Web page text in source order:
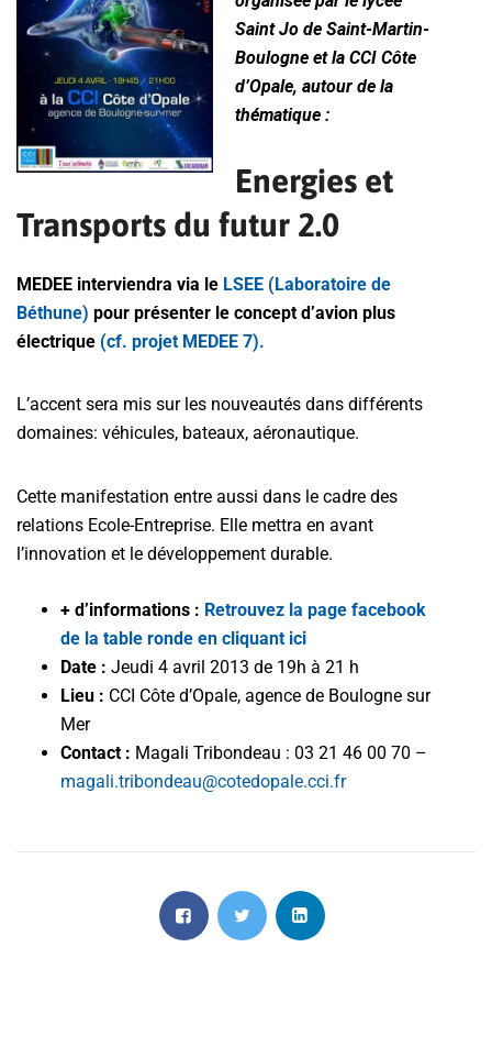
Saint Jo de Saint-Martin-
Boulogne et la CCI Côte
d’Opale, autour de la
thématique :
Energies et
Transports du futur 2.0
MEDEE interviendra via le LSEE (Laboratoire de
Béthune) pour présenter le concept d’avion plus
électrique (cf. projet MEDEE 7).
L’accent sera mis sur les nouveautés dans différents
domaines: véhicules, bateaux, aéronautique.
Cette manifestation entre aussi dans le cadre des
relations Ecole-Entreprise. Elle mettra en avant
l’innovation et le développement durable.
+ d’informations : Retrouvez la page facebook
de la table ronde en cliquant ici
Date : Jeudi 4 avril 2013 de 19h à 21 h
Lieu : CCI Côte d’Opale, agence de Boulogne sur
Mer
Contact : Magali Tribondeau : 03 21 46 00 70 –
magali.tribondeau@cotedopale.cci.fr